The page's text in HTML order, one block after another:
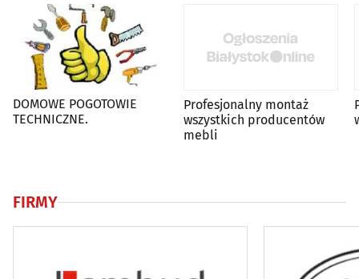
DOMOWE POGOTOWIE
TECHNICZNE.
Profesjonalny montaż
wszystkich producentów
mebli
FIRMY